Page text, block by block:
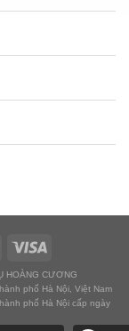
HOÀNG CƯƠNG
phố Hà Nội, Việt Nam
phố Hà Nội cấp ngày